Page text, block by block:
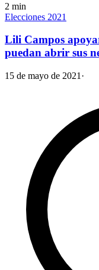
2 min
Elecciones 2021
Lili Campos
puedan abrir sus
15 de mayo de 2021 ·